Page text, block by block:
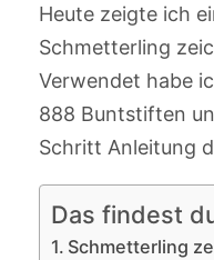
Heute zeigte ich
Schmetterling
Verwendet habe
888 Buntstiften
Schritt Anleitung
Das findest
Schmetterling